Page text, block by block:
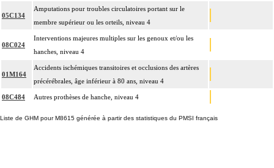
05C134
Amputations pour troubles circulatoires portant sur le
membre supérieur ou les orteils, niveau 4
08C024
Interventions majeures multiples sur les genoux et/ou les
hanches, niveau 4
01M164
Accidents ischémiques transitoires et occlusions des artères
précérébrales, âge inférieur à 80 ans, niveau 4
08C484 Autres prothèses de hanche, niveau 4
Liste de GHM pour M8615 générée à partir des statistiques du PMSI français